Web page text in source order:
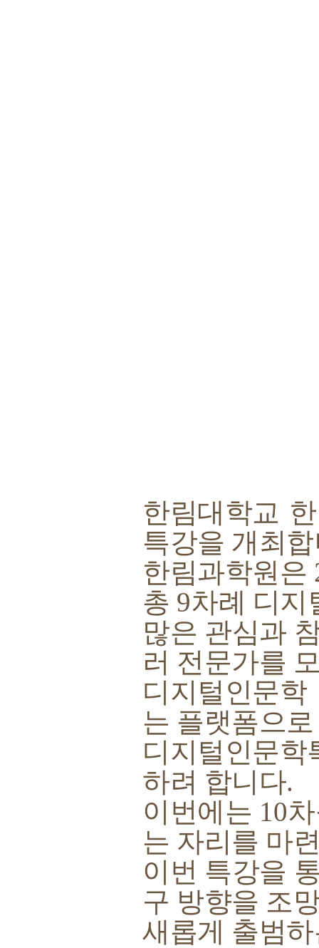
한림대학교
특강을 개최
한림과학원은
총 9차례 디지
많은 관심과
러 전문가를
디지털인문
는 플랫폼으
디지털인문학
하려 합니다.
이번에는 10
는 자리를 마
이번 특강을
구 방향을 조
새롭게 출범